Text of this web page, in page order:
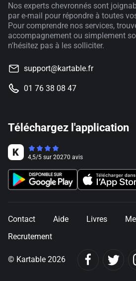
Nos experts chevronnés sont
par e-mail pour répondre à toutes
Pour comprendre nos services,
accompagnement ou simplement
n'hésitez pas à les solliciter.
support@kartable.fr
01 76 38 08 47
Téléchargez l'application
4,5/5 sur 20270 avis
Contact Aide Livres
Recrutement
© Kartable 2026